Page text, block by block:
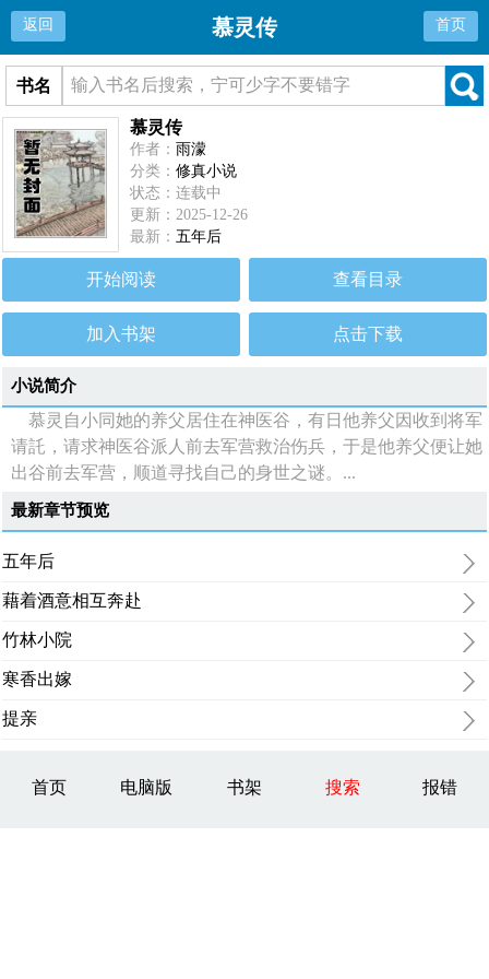
返回 慕灵传 首页
书名
慕灵传
作者： 雨濛
分类：修真小说
状态：连载中
更新：2025-12-26
最新：五年后
开始阅读 查看目录
加入书架 点击下载
小说简介
慕灵自小同她的养父居住在神医谷，有日他养父因收到将军
请託，请求神医谷派人前去军营救治伤兵，于是他养父便让她
出谷前去军营，顺道寻找自己的身世之谜。...
最新章节预览
五年后
藉着酒意相互奔赴
竹林小院
寒香出嫁
提亲
首页 电脑版 书架 搜索 报错